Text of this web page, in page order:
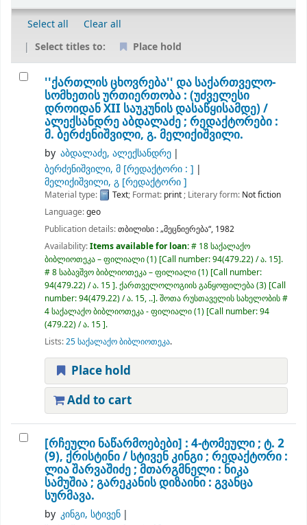
Select all
Clear all
Select titles to:
Place hold
''ქართლის ცხოვრება'' და საქართველო-
სომხეთის ურთიერთობა : (უძველესი
დროიდან XII საუკუნის დასაწყისამდე) /
ალექსანდრე აბდალაძე ; რედაქტორები :
მ. ბერძენიშვილი, გ. მელიქიშვილი.
by აბდალაძე, ალექსანდრე
ბერძენიშვილი, მ [რედაქტორი : ]
მელიქიშვილი, გ [რედაქტორი ]
Material type: Text; Format: print ; Literary form: Not fiction
Language:geo
Publication details:თბილისი :„მეცნიერება“, 1982
Availability:Items available for loan:# 18 საქალაქო
ბიბლიოთეკა – ფილიალი(1) Call number:94(479.22) / ა. 15 .
# 8 საბავშვო ბიბლიოთეკა – ფილიალი(1) Call number:
94(479.22) / ა. 15 .ქართველოლოგიის განყოფილება(3) Call
number:94(479.22) / ა. 15, .. .შოთა რუსთაველის სახელობის #
4 საქალაქო ბიბლიოთეკა - ფილიალი(1) Call number:94
(479.22) / ა. 15 .
Lists:25 საქალაქო ბიბლიოთეკა.
Place hold
Add to cart
[რჩეული ნაწარმოებები] : 4-ტომეული ; ტ. 2
(9), ქრისტინი / სტივენ კინგი ; რედაქტორი :
ლია შარვაშიძე ; მთარგმნელი : ნიკა
სამუშია ; გარეკანის დიზაინი : გვანცა
სურმავა.
by კინგი, სტივენ